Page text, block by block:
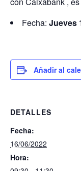
Fecha: Jueves
Añadir al
DETALLES
Fecha:
16/06/2022
Hora: